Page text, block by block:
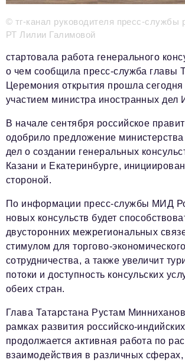
Отдел распространения/редакционная
podpiska@business-magazine.online
Отдел по работе с партнерами
© тг-канал руководителя пресс-службы
РТ Лилии Галимовой
стартовала работа генерального
о чем сообщила пресс-служба главы
Церемония открытия прошла
участием министра иностранных дел
В начале сентября российское
одобрило предложение
дел о создании генеральных
Казани и Екатеринбурге,
стороной.
По информации пресс-службы МИД
новых консульств будет
двусторонних межрегиональных
стимулом для торгово-
сотрудничества, а также увеличит
потоки и доступность консульских
обеих стран.
Глава Татарстана Рустам
рамках развития российско-
продолжается активная работа по
взаимодействия в различных